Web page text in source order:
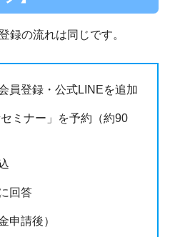
録の流れは同じです。
員登録・公式LINEを追加
ミナー」を予約（約90
回答
申請後）